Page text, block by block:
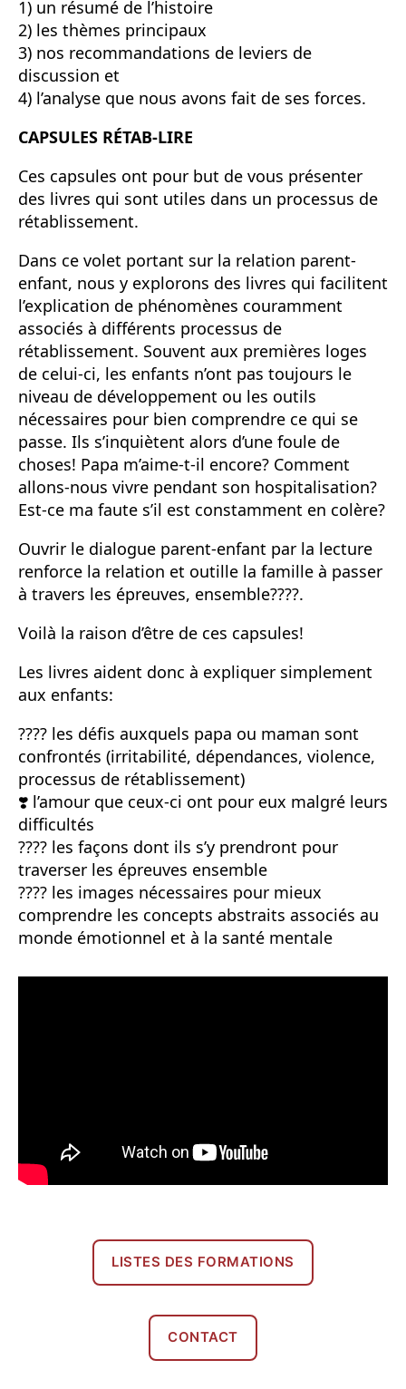
1) un résumé de l’histoire
2) les thèmes principaux
3) nos recommandations de leviers de
discussion et
4) l’analyse que nous avons fait de ses forces.
CAPSULES RÉTAB-LIRE
Ces capsules ont pour but de vous présenter
des livres qui sont utiles dans un processus de
rétablissement.
Dans ce volet portant sur la relation parent-
enfant, nous y explorons des livres qui facilitent
l’explication de phénomènes couramment
associés à différents processus de
rétablissement. Souvent aux premières loges
de celui-ci, les enfants n’ont pas toujours le
niveau de développement ou les outils
nécessaires pour bien comprendre ce qui se
passe. Ils s’inquiètent alors d’une foule de
choses! Papa m’aime-t-il encore? Comment
allons-nous vivre pendant son hospitalisation?
Est-ce ma faute s’il est constamment en colère?
Ouvrir le dialogue parent-enfant par la lecture
renforce la relation et outille la famille à passer
à travers les épreuves, ensemble????.
Voilà la raison d’être de ces capsules!
Les livres aident donc à expliquer simplement
aux enfants:
???? les défis auxquels papa ou maman sont
confrontés (irritabilité, dépendances, violence,
processus de rétablissement)
❣️ l’amour que ceux-ci ont pour eux malgré leurs
difficultés
???? les façons dont ils s’y prendront pour
traverser les épreuves ensemble
???? les images nécessaires pour mieux
comprendre les concepts abstraits associés au
monde émotionnel et à la santé mentale
LISTES DES FORMATIONS
CONTACT